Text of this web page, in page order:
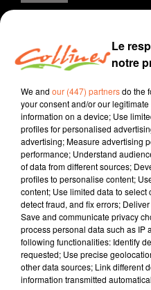
JOURNAL DU VENDREDI 5
Patrice Bémanangy
L'info près de chez vous
Présenté parPatrice
La discothèque La
transformée l'espace
centre de vaccination
Des membres du collectif
invités ce matin au siège
L'entreprise Bellavol de
la fabrication d'aliments
alimentée en gaz naturel.
Le
notre
We and our (447) partnersdo the
your consent and/or our
information on a device; Use
profiles for personalised
advertising; Measure advertising
performance; Understand
of data from different sources;
profiles to personalise content;
content; Use limited data to select
detect fraud, and fix errors;
Save and communicate privacy
process personal data such as IP
following functionalities: Identify
requested; Use precise
other data sources; Link different
information transmitted